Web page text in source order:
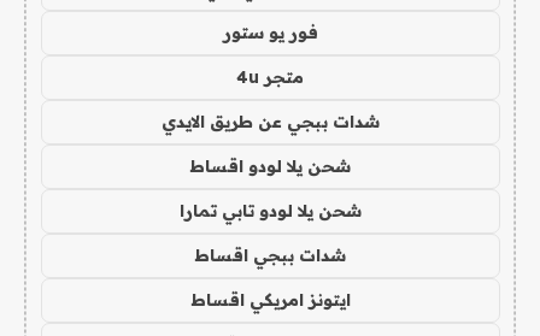
فور يو ستور
متجر 4u
شدات ببجي عن طريق الايدي
شحن يلا لودو اقساط
شحن يلا لودو تابي تمارا
شدات ببجي اقساط
ايتونز امريكي اقساط